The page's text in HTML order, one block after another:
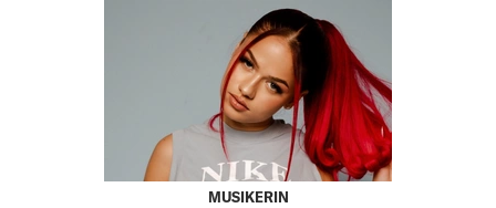
MUSIKERIN